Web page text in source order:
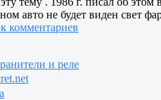
авто не будет виден свет
комментариев
и реле